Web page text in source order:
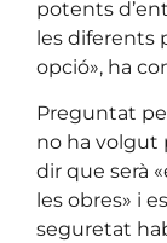
potents
les diferents
opció», ha
Preguntat
no ha volgut
dir que serà
les obres» i
seguretat